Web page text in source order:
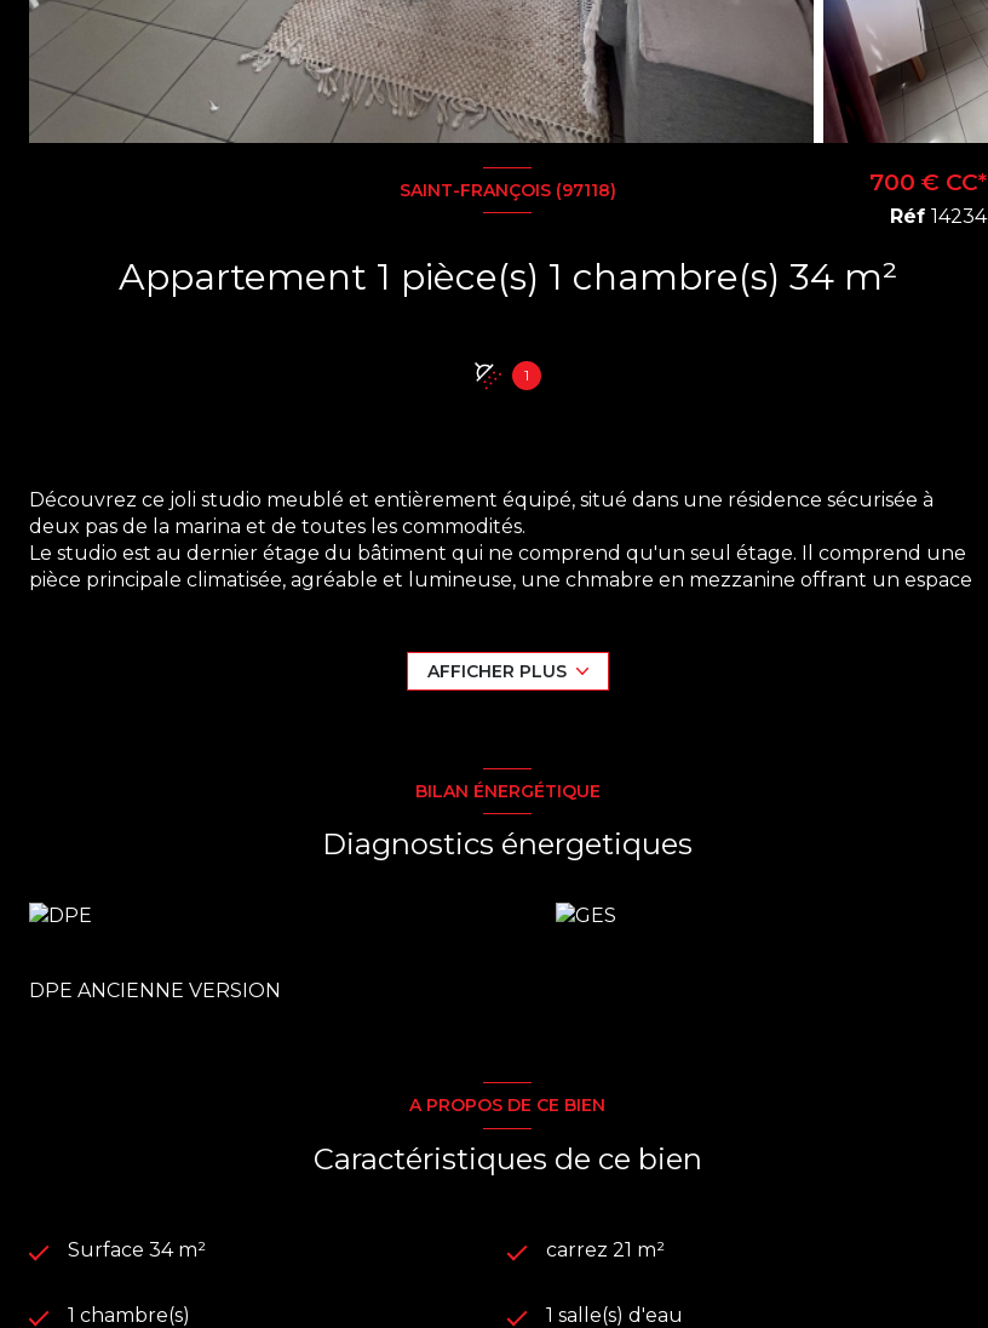
SAINT-FRANÇOIS (97118)
Appartement 1 pièce(s) 1 chambre(s) 34 m²
1
700 € CC*
Réf 14234
Découvrez ce joli studio meublé et entièrement équipé, situé dans une résidence sécurisée à
deux pas de la marina et de toutes les commodités.
Le studio est au dernier étage du bâtiment qui ne comprend qu'un seul étage. Il comprend une
pièce principale climatisée, agréable et lumineuse, une chmabre en mezzanine offrant un espace
Loyer 700€ / mois ( charges de copropriétés incluses) Eau et Edf à la charge du locataire.
Emplacement privilégié, idéal pour pour une personne seule
Les informations sur les risques auxquels ce bien est exposé sont disponibles sur le site
AFFICHER PLUS
BILAN ÉNERGÉTIQUE
Diagnostics énergetiques
DPE ANCIENNE VERSION
A PROPOS DE CE BIEN
Caractéristiques de ce bien
Surface 34 m² carrez 21 m²
1 chambre(s) 1 salle(s) d'eau